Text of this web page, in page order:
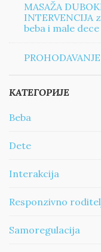
MASAŽA
INTERVENCIJA
beba i male dece
PROHODAVANJE
КАТЕГОРИЈЕ
Beba
Dete
Interakcija
Responzivno
Samoregulacija